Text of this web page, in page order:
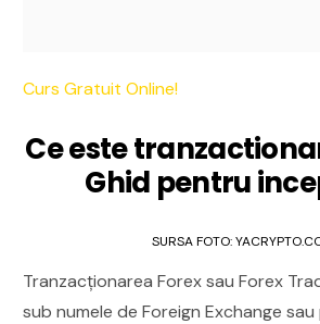
Curs Gratuit Online!
Ce este
Ghid pentru
SURSA FOTO:
Tranzacționarea Forex sau Forex
sub numele de Foreign Exchange